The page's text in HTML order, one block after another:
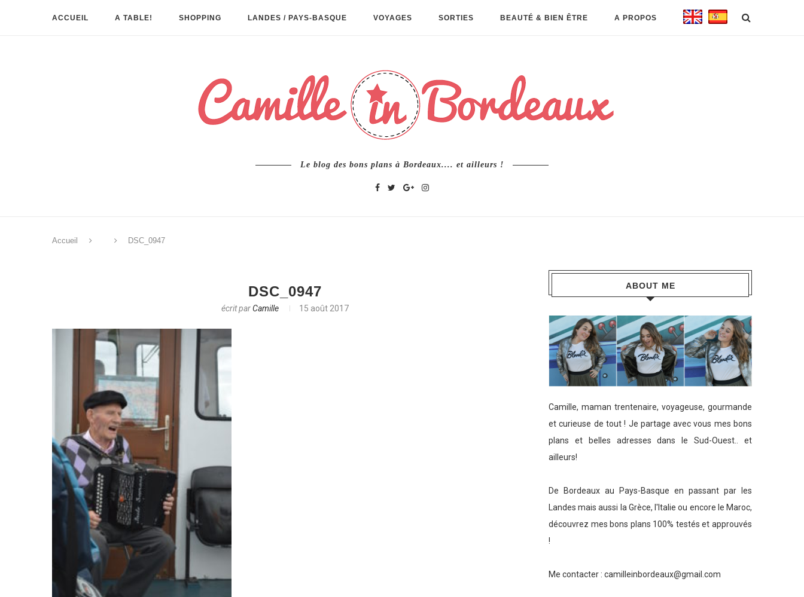
ACCUEIL A TABLE! SHOPPING LANDES / PAYS-BASQUE VOYAGES SORTIES BEAUTÉ & BIEN ÊTRE A PROPOS
Le blog des bons plans à Bordeaux.... et ailleurs !
Accueil DSC_0947
DSC_0947
écrit parCamille 15 août 2017
ABOUT ME
Camille, maman trentenaire, voyageuse, gourmande
et curieuse de tout ! Je partage avec vous mes bons
plans et belles adresses dans le Sud-Ouest.. et
ailleurs!
De Bordeaux au Pays-Basque en passant par les
Landes mais aussi la Grèce, l'Italie ou encore le Maroc,
découvrez mes bons plans 100% testés et approuvés
!
Me contacter : camilleinbordeaux@gmail.com